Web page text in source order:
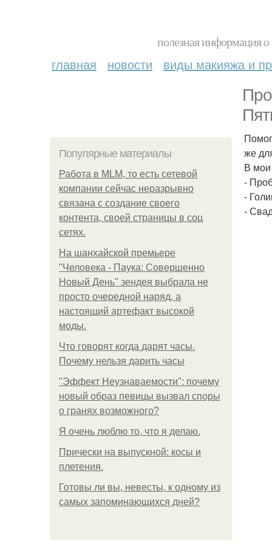
полезная информация
главная новости виды макияжа и
Популярные материалы
Работа в MLM, то есть сетевой
компании сейчас неразрывно
связана с создание своего
контента, своей страницы в соц
сетях.
На шанхайской премьере
"Человека - Паука: Совершенно
Новый День" зендея выбрала не
просто очередной наряд, а
настоящий артефакт высокой
моды.
Что говорят когда дарят часы.
Почему нельзя дарить часы
"Эффект Неузнаваемости": почему
новый образ певицы вызвал споры
о гранях возможного?
Я очень люблю то, что я делаю.
Прически на выпускной: косы и
плетения.
Готовы ли вы, невесты, к одному из
самых запоминающихся дней?
же
В мои
-
-
-